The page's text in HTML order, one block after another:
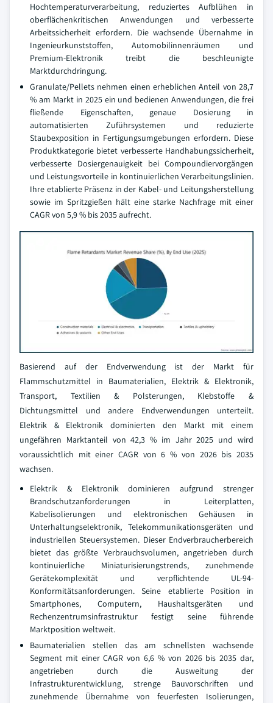
Hochtemperaturverarbeitung, reduziertes Aufblühen in
oberflächenkritischen Anwendungen und verbesserte
Arbeitssicherheit erfordern. Die wachsende Übernahme in
Ingenieurkunststoffen, Automobilinnenräumen und
Premium-Elektronik treibt die beschleunigte
Marktdurchdringung.
Granulate/Pellets nehmen einen erheblichen Anteil von 28,7
% am Markt in 2025 ein und bedienen Anwendungen, die frei
fließende Eigenschaften, genaue Dosierung in
automatisierten Zuführsystemen und reduzierte
Staubexposition in Fertigungsumgebungen erfordern. Diese
Produktkategorie bietet verbesserte Handhabungssicherheit,
verbesserte Dosiergenauigkeit bei Compoundiervorgängen
und Leistungsvorteile in kontinuierlichen Verarbeitungslinien.
Ihre etablierte Präsenz in der Kabel- und Leitungsherstellung
sowie im Spritzgießen hält eine starke Nachfrage mit einer
CAGR von 5,9 % bis 2035 aufrecht.
Basierend auf der Endverwendung ist der Markt für
Flammschutzmittel in Baumaterialien, Elektrik & Elektronik,
Transport, Textilien & Polsterungen, Klebstoffe &
Dichtungsmittel und andere Endverwendungen unterteilt.
Elektrik & Elektronik dominierten den Markt mit einem
ungefähren Marktanteil von 42,3 % im Jahr 2025 und wird
voraussichtlich mit einer CAGR von 6 % von 2026 bis 2035
wachsen.
Elektrik & Elektronik dominieren aufgrund strenger
Brandschutzanforderungen in Leiterplatten,
Kabelisolierungen und elektronischen Gehäusen in
Unterhaltungselektronik, Telekommunikationsgeräten und
industriellen Steuersystemen. Dieser Endverbraucherbereich
bietet das größte Verbrauchsvolumen, angetrieben durch
kontinuierliche Miniaturisierungstrends, zunehmende
Gerätekomplexität und verpflichtende UL-94-
Konformitätsanforderungen. Seine etablierte Position in
Smartphones, Computern, Haushaltsgeräten und
Rechenzentrumsinfrastruktur festigt seine führende
Marktposition weltweit.
Baumaterialien stellen das am schnellsten wachsende
Segment mit einer CAGR von 6,6 % von 2026 bis 2035 dar,
angetrieben durch die Ausweitung der
Infrastrukturentwicklung, strenge Bauvorschriften und
zunehmende Übernahme von feuerfesten Isolierungen,